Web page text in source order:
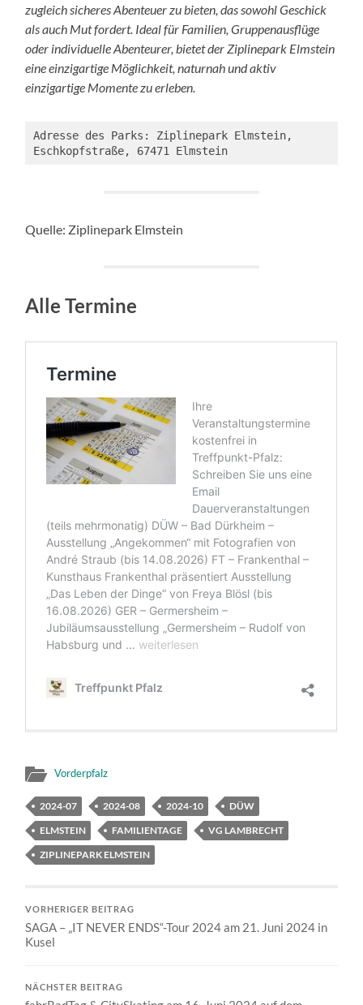
zugleich sicheres Abenteuer zu bieten, das sowohl Geschick
als auch Mut fordert. Ideal für Familien, Gruppenausflüge
oder individuelle Abenteurer, bietet der Ziplinepark Elmstein
eine einzigartige Möglichkeit, naturnah und aktiv
einzigartige Momente zu erleben.
Adresse des Parks: Ziplinepark Elmstein,
Eschkopfstraße, 67471 Elmstein
Quelle: Ziplinepark Elmstein
Alle Termine
Vorderpfalz
2024-07 2024-08 2024-10
DÜW
ELMSTEIN
FAMILIENTAGE
VG LAMBRECHT
ZIPLINEPARK ELMSTEIN
VORHERIGER BEITRAG
SAGA – „IT NEVER ENDS“-Tour 2024 am 21. Juni 2024 in
Kusel
NÄCHSTER BEITRAG